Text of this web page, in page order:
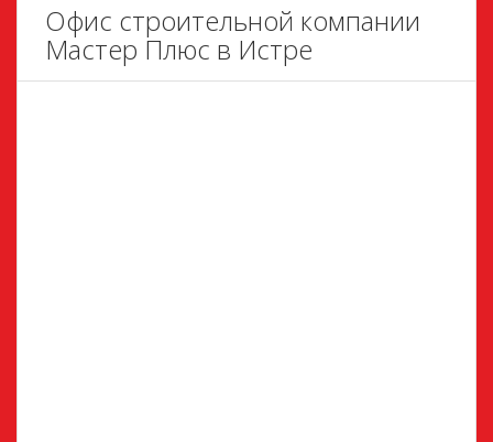
Офис строительной компании
Мастер Плюс в Истре